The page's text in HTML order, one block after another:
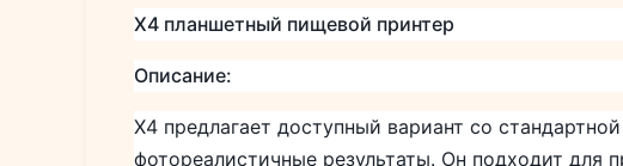
X4 планшетный пищевой принтер
Описание:
X4 предлагает доступный вариант со
фотореалистичные результаты. Он подходит для